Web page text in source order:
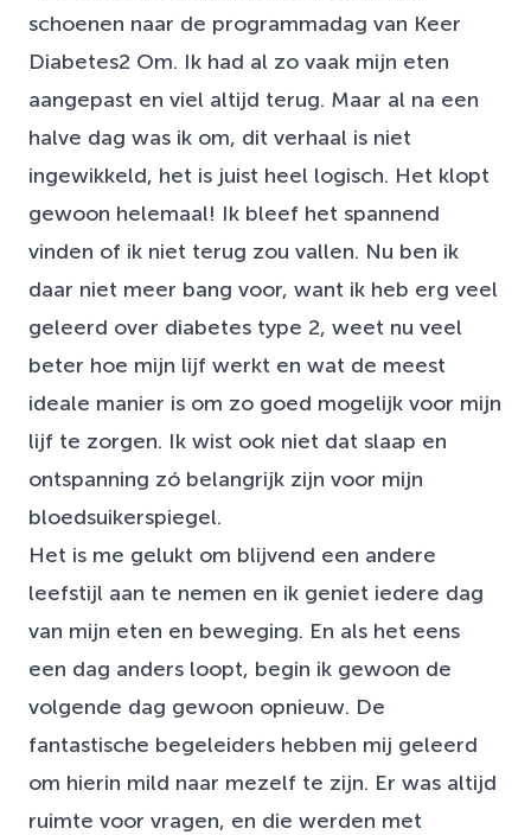
schoenen naar de programmadag van Keer
Diabetes2 Om. Ik had al zo vaak mijn eten
aangepast en viel altijd terug. Maar al na een
halve dag was ik om, dit verhaal is niet
ingewikkeld, het is juist heel logisch. Het klopt
gewoon helemaal! Ik bleef het spannend
vinden of ik niet terug zou vallen. Nu ben ik
daar niet meer bang voor, want ik heb erg veel
geleerd over diabetes type 2, weet nu veel
beter hoe mijn lijf werkt en wat de meest
ideale manier is om zo goed mogelijk voor mijn
lijf te zorgen. Ik wist ook niet dat slaap en
ontspanning zó belangrijk zijn voor mijn
bloedsuikerspiegel.
Het is me gelukt om blijvend een andere
leefstijl aan te nemen en ik geniet iedere dag
van mijn eten en beweging. En als het eens
een dag anders loopt, begin ik gewoon de
volgende dag gewoon opnieuw. De
fantastische begeleiders hebben mij geleerd
om hierin mild naar mezelf te zijn. Er was altijd
ruimte voor vragen, en die werden met